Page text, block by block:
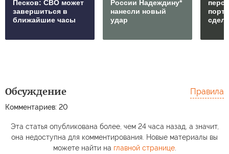
Песков: СВО может
завершиться в
ближайшие часы
России Надеждину*
нанесли новый
удар
Обсуждение
Комментариев: 20
Правила
Эта статья опубликована более, чем 24 часа назад, а значит,
она недоступна для комментирования. Новые материалы вы
можете найти на главной странице.